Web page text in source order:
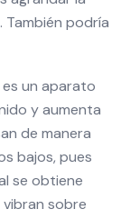
También podría
un aparato
y aumenta
de manera
bajos, pues
se obtiene
sobre